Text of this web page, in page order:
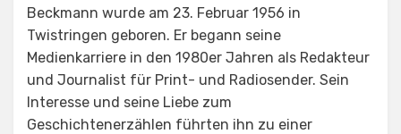
Beckmann wurde am 23. Februar 1956 in
Twistringen geboren. Er begann seine
Medienkarriere in den 1980er Jahren als Redakteur
und Journalist für Print- und Radiosender. Sein
Interesse und seine Liebe zum
Geschichtenerzählen führten ihn zu einer